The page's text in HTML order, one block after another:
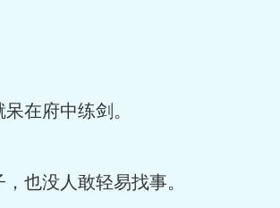
在府中练剑。
也没人敢轻易找事。